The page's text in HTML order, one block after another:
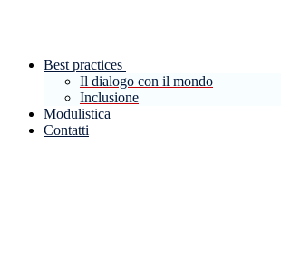
Best practices
Il dialogo con il mondo
Inclusione
Modulistica
Contatti